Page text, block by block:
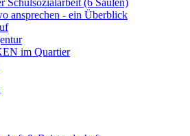
Schulsozialarbeit (6 Säulen)
ansprechen - ein Überblick
im Quartier